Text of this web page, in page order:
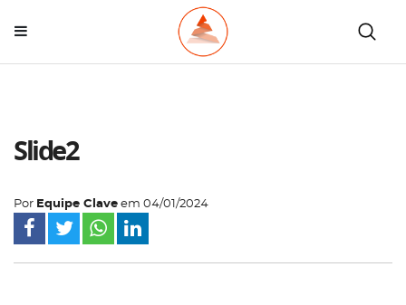
Slide2
Por Equipe Clave em 04/01/2024